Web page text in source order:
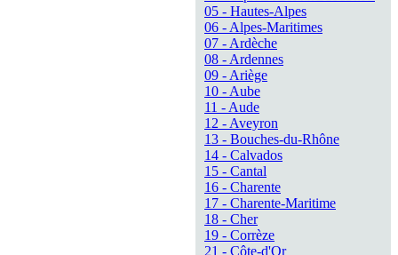
05 - Hautes-Alpes
06 - Alpes-Maritimes
07 - Ardèche
08 - Ardennes
09 - Ariège
10 - Aube
11 - Aude
12 - Aveyron
13 - Bouches-du-Rhône
14 - Calvados
15 - Cantal
16 - Charente
17 - Charente-Maritime
18 - Cher
19 - Corrèze
21 - Côte-d'Or